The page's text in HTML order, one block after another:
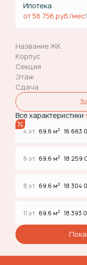
Ипотека
от 58 756 руб./мес
Название ЖК
Корпус
Секция
Этаж
Сдача
Все характеристики
4 эт. 69.6 м2 16 663
6 эт. 69.6 м2 18 259
8 эт. 69.6 м2 18 304
11 эт. 69.6 м2 18 393